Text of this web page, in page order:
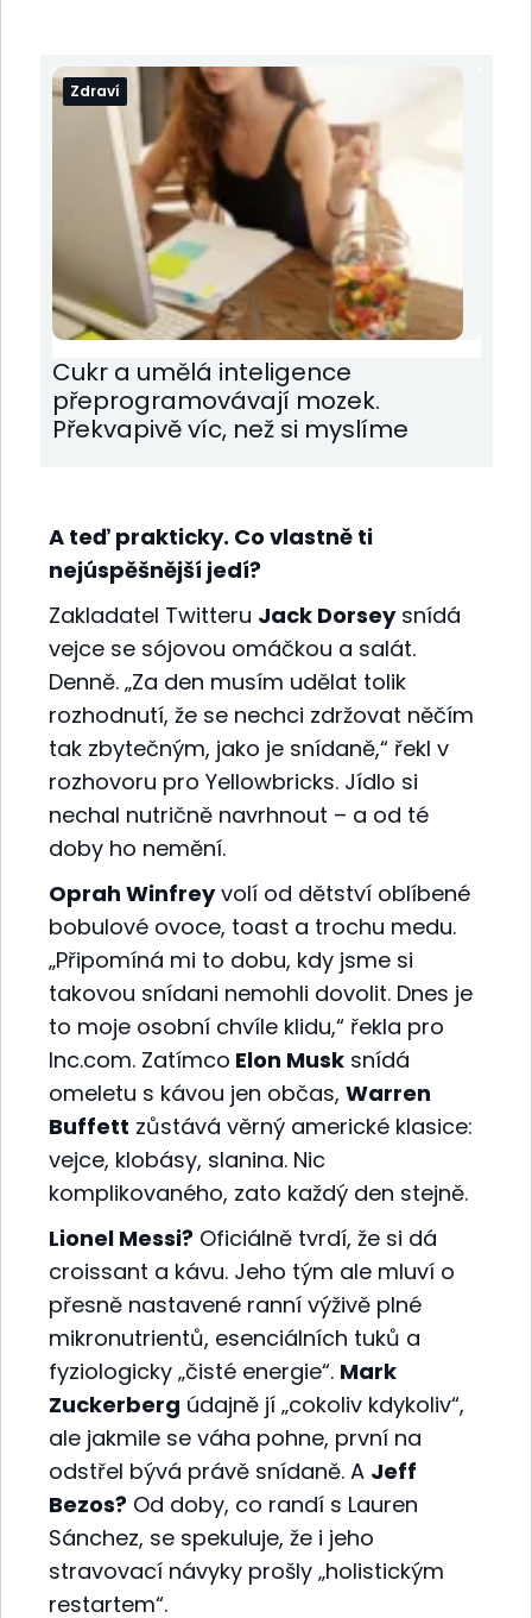
Zdraví
Cukr a umělá inteligence
přeprogramovávají mozek.
Překvapivě víc, než si myslíme
A teď prakticky. Co vlastně ti
nejúspěšnější jedí?
Zakladatel Twitteru Jack Dorseysnídá
vejce se sójovou omáčkou a salát.
Denně. „Za den musím udělat tolik
rozhodnutí, že se nechci zdržovat něčím
tak zbytečným, jako je snídaně,“ řekl v
rozhovoru pro Yellowbricks. Jídlo si
nechal nutričně navrhnout – a od té
doby ho nemění.
Oprah Winfreyvolí od dětství oblíbené
bobulové ovoce, toast a trochu medu.
„Připomíná mi to dobu, kdy jsme si
takovou snídani nemohli dovolit. Dnes je
to moje osobní chvíle klidu,“ řekla pro
Inc.com. Zatímco Elon Musk snídá
omeletu s kávou jen občas, Warren
Buffett zůstává věrný americké klasice:
vejce, klobásy, slanina. Nic
komplikovaného, zato každý den stejně.
Lionel Messi? Oficiálně tvrdí, že si dá
croissant a kávu. Jeho tým ale mluví o
přesně nastavené ranní výživě plné
mikronutrientů, esenciálních tuků a
fyziologicky „čisté energie“. Mark
Zuckerberg údajně jí „cokoliv kdykoliv“,
ale jakmile se váha pohne, první na
odstřel bývá právě snídaně. A Jeff
Bezos? Od doby, co randí s Lauren
Sánchez, se spekuluje, že i jeho
stravovací návyky prošly „holistickým
restartem“.